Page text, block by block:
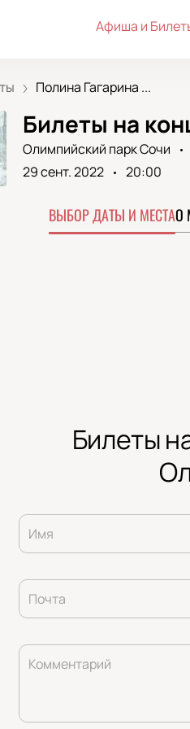
Афиша и
Полина Гагарина ...
Билеты на
Олимпийский парк Сочи
29 сент. 2022
20:00
ВЫБОР ДАТЫ И МЕСТАО
Билеты
Имя
Почта
Комментарий